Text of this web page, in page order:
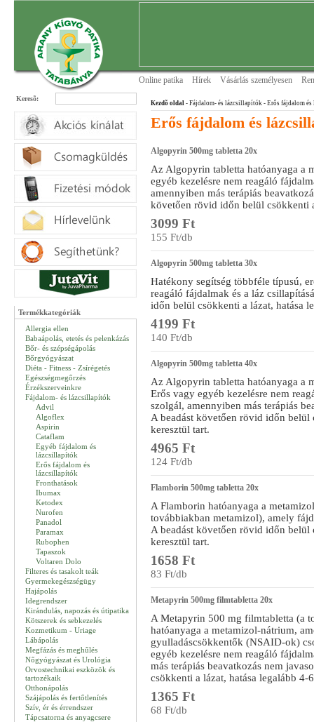
Online patika Hírek Vásárlás személyesen
Keresõ:
Termékkategóriák
Allergia ellen
Babaápolás, etetés és pelenkázás
Bőr- és szépségápolás
Bőrgyógyászat
Diéta - Fitness - Zsírégetés
Egészségmegőrzés
Érzékszerveinkre
Fájdalom- és lázcsillapítók
Advil
Algoflex
Aspirin
Cataflam
Egyéb fájdalom és
lázcsillapítók
Erős fájdalom és
lázcsillapítók
Fronthatások
Ibumax
Ketodex
Nurofen
Panadol
Paramax
Rubophen
Tapaszok
Voltaren Dolo
Filteres és tasakolt teák
Gyermekegészségügy
Hajápolás
Idegrendszer
Kirándulás, napozás és útipatika
Kötszerek és sebkezelés
Kozmetikum - Uriage
Lábápolás
Megfázás és meghűlés
Nőgyógyászat és Urológia
Orvostechnikai eszközök és
tartozékaik
Otthonápolás
Szájápolás és fertőtlenítés
Szív, ér és érrendszer
Tápcsatorna és anyagcsere
Kezdõ oldal - Fájdalom- és lázcsillapítók - Erős fájdalom
Erős fájdalom és
Algopyrin 500mg tabletta 20x
Az Algopyrin tabletta hatóanyaga a
egyéb kezelésre nem reagáló
amennyiben más terápiás
követően rövid időn belül csökkenti
3099 Ft
155 Ft/db
Algopyrin 500mg tabletta 30x
Hatékony segítség többféle típusú,
reagáló fájdalmak és a láz
időn belül csökkenti a lázat, hatása
4199 Ft
140 Ft/db
Algopyrin 500mg tabletta 40x
Az Algopyrin tabletta hatóanyaga a
Erős vagy egyéb kezelésre nem
szolgál, amennyiben más terápiás
A beadást követően rövid időn belül
keresztül tart.
4965 Ft
124 Ft/db
Flamborin 500mg tabletta 20x
A Flamborin hatóanyaga a
továbbiakban metamizol), amely
A beadást követően rövid időn belül
keresztül tart.
1658 Ft
83 Ft/db
Metapyrin 500mg filmtabletta 20x
A Metapyrin 500 mg filmtabletta (a
hatóanyaga a metamizol-nátrium,
gyulladáscsökkentők (NSAID-ok)
egyéb kezelésre nem reagáló
más terápiás beavatkozás nem
csökkenti a lázat, hatása legalább 4-
1365 Ft
68 Ft/db